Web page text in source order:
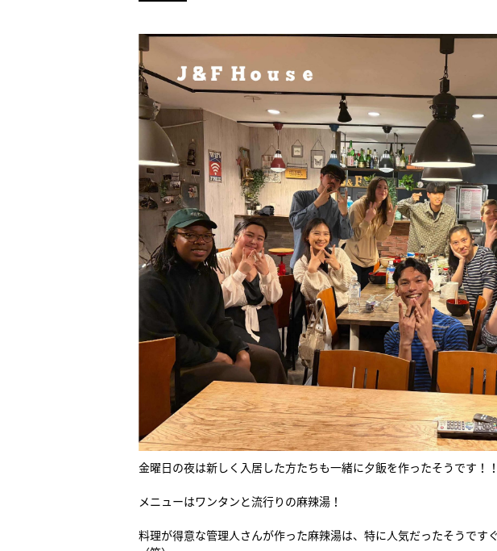
金曜日の夜は新しく入居した方たちも一緒に夕飯を作ったそうです！！
メニューはワンタンと流行りの麻辣湯！
料理が得意な管理人さんが作った麻辣湯は、特に人気だったそうです